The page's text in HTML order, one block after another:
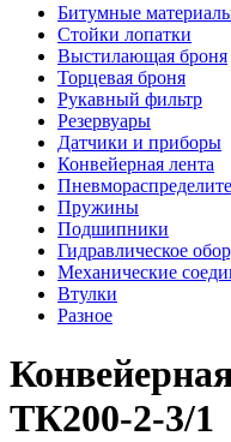
Битумные
Стойки лопатки
Выстилающая броня
Торцевая броня
Рукавный фильтр
Резервуары
Датчики и приборы
Конвейерная лента
Пружины
Подшипники
Гидравлическое
Механические
Втулки
Разное
ТК200-2-3/1